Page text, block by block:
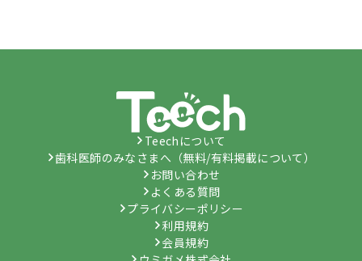
Teechについて
歯科医師のみなさまへ（無料/有料掲載について）
お問い合わせ
よくある質問
プライバシーポリシー
利用規約
会員規約